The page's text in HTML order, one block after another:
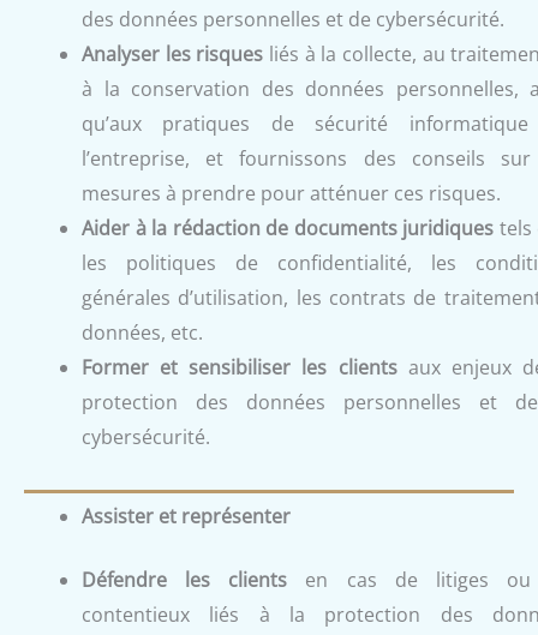
des données personnelles et de cybersécurité.
Analyser les risques liés à la collecte, au
à la conservation des données personnelles,
qu’aux pratiques de sécurité
l’entreprise, et fournissons des conseils
mesures à prendre pour atténuer ces risques.
Aider à la rédaction de documents juridiques tels
les politiques de confidentialité, les
générales d’utilisation, les contrats de
données, etc.
Former et sensibiliser les clientsaux enjeux
protection des données personnelles et
cybersécurité.
Assister et représenter
Défendre les clients en cas de litiges
contentieux liés à la protection des